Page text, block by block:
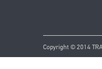
Copyright © 2014